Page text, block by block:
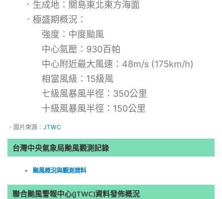
．生成地：關島東北東方海面
．極盛期概況：
強度：中度颱風
中心氣壓：930百帕
中心附近最大風速：48m/s (175km/h)
相當風級：15級風
七級風暴風半徑：350公里
十級風暴風半徑：150公里
．圖片來源： JTWC
台灣中央氣象局颱風觀測記錄
颱風概況與觀測資料
聯合颱風警報中心(JTWC)資料發佈概況